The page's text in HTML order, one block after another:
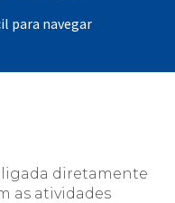
para navegar
ligada diretamente
as atividades